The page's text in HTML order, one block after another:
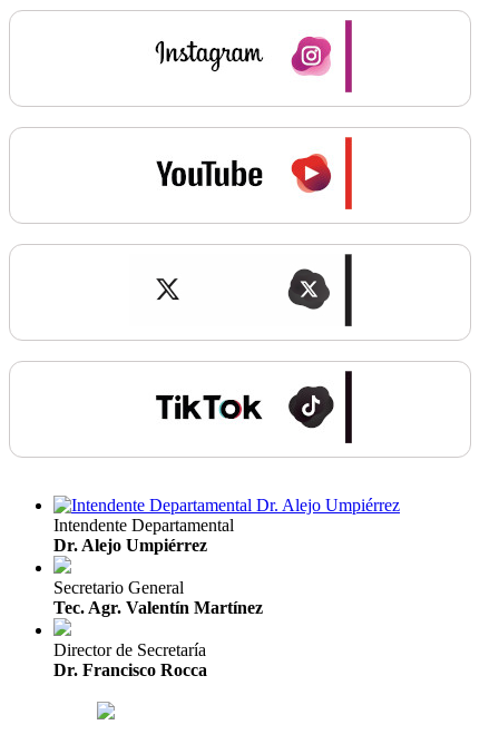
Intendente Departamental
Dr. Alejo Umpiérrez
Secretario General
Tec. Agr. Valentín Martínez
Director de Secretaría
Dr. Francisco Rocca